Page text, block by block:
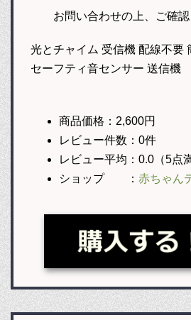
お問い合わせの上、ご確認
光とチャイム 受信機 配線不要
セーフティ音センサー 送信機
商品価格：2,600円
レビュー件数：0件
レビュー平均：0.0（5点
ショップ ： 赤ちゃん